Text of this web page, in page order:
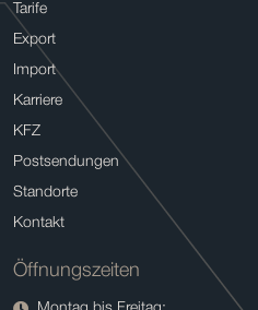
Tarife
Export
Import
Karriere
KFZ
Postsendungen
Standorte
Kontakt
Öffnungszeiten